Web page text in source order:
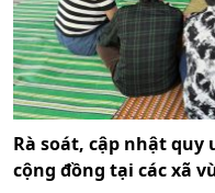
Rà soát, cập nhật quy
cộng đồng tại các xã